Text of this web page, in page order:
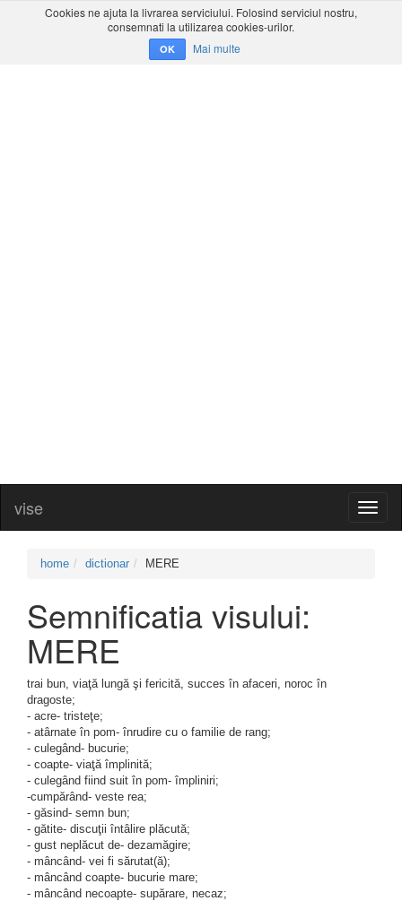
Cookies ne ajuta la livrarea serviciului. Folosind serviciul nostru,
consemnati la utilizarea cookies-urilor.
OK Mai multe
vise
home dictionar MERE
Semnificatia visului:
MERE
trai bun, viaţă lungă şi fericită, succes în afaceri, noroc în
dragoste;
- acre- tristeţe;
- atârnate în pom- înrudire cu o familie de rang;
- culegând- bucurie;
- coapte- viaţă împlinită;
- culegând fiind suit în pom- împliniri;
-cumpărând- veste rea;
- găsind- semn bun;
- gătite- discuţii întâlire plăcută;
- gust neplăcut de- dezamăgire;
- mâncând- vei fi sărutat(ă);
- mâncând coapte- bucurie mare;
- mâncând necoapte- supărare, necaz;